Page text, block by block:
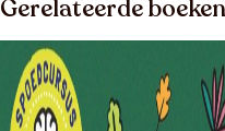
Gerelateerde